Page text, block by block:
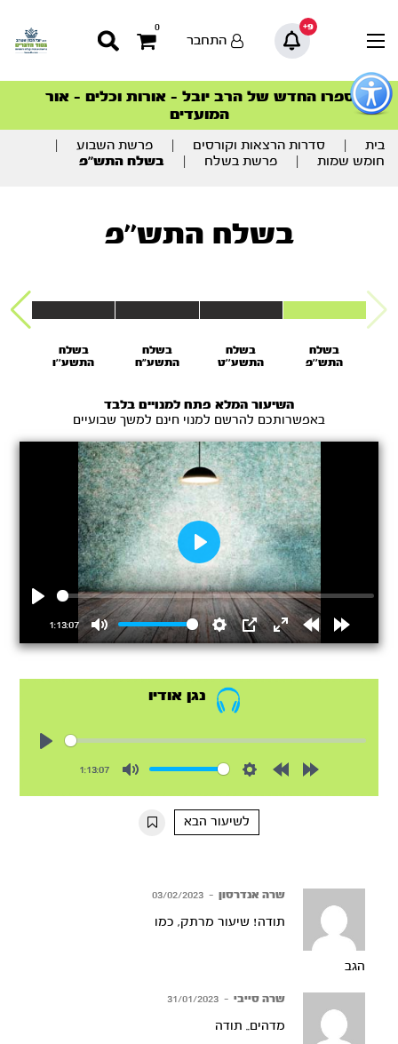
כפתור
לפתיחת
תפריט
9+
0
התחבר
סדרות הפודקאסטים
הסדרה המובילה החודש – דרך המלך
ספרו החדש של הרב יובל – אורות וכלים – אור
המועדים
הצטרפו למהפכת הבריאות הטבעית >
סדרות הפודקאסטים
הסדרה המובילה החודש – דרך המלך
תוכן
מרכזי
בית סדרות הרצאות וקורסים פרשת השבוע
חומש שמות
פרשת בשלח בשלח התש’’פ
בשלח התש’’פ
בשלח
התש’’פ
בשלח
התשע’’ט
בשלח
התשע"ח
בשלח
התשע''ו
השיעור המלא פתח למנויים בלבד
באפשרותכם להרשם למנוי חינם למשך שבועיים
1:13:07
Mute Settings
PIP
EnterRewindForward
Play
נגן אודיו
1:13:07
לשיעור הבא
שרה אנדרסון –
03/02/2023
תודה! שיעור מרתק, כמו
הגב
שרה סייבי –
31/01/2023
מדהים.. תודה